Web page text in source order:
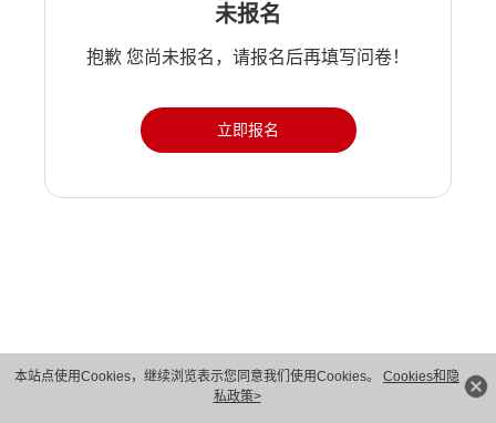
本站点使用Cookies，继续浏览表示您同意我们使用Cookies。 Cookies和隐
私政策>
未报名
抱歉 您尚未报名，请报名后再填写问卷！
立即报名
版权所有 © 华为技术有限公司 1998-2026。 保留一切权利。粤A2-20044005号
隐私保护
法律声明